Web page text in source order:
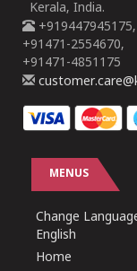
Kerala, India.
+919447945175,
+91471-2554670,
+91471-4851175
MENUS
Change
English
Home